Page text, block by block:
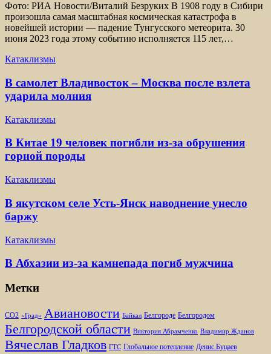
Фото: РИА Новости/Виталий Безруких В 1908 году в Сибири
произошла самая масштабная космическая катастрофа в
новейшей истории — падение Тунгусского метеорита. 30
июня 2023 года этому событию исполняется 115 лет,…
Катаклизмы
В самолет Владивосток – Москва после взлета
ударила молния
Катаклизмы
В Китае 19 человек погибли из-за обрушения
горной породы
Катаклизмы
В якутском селе Усть-Янск наводнение унесло
баржу
Катаклизмы
В Абхазии из-за камнепада погиб мужчина
Метки
CO2 «Град» Авиановости Байкал Белгороде Белгородом
Белгородской области Виктория Абрамченко Владимир Жданов
Вячеслав Гладков ГТС Глобальное потепление Денис Буцаев